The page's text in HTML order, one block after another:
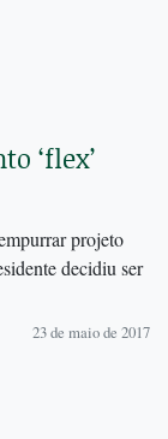
‘flex’
projeto
decidiu ser
23 de maio de 2017